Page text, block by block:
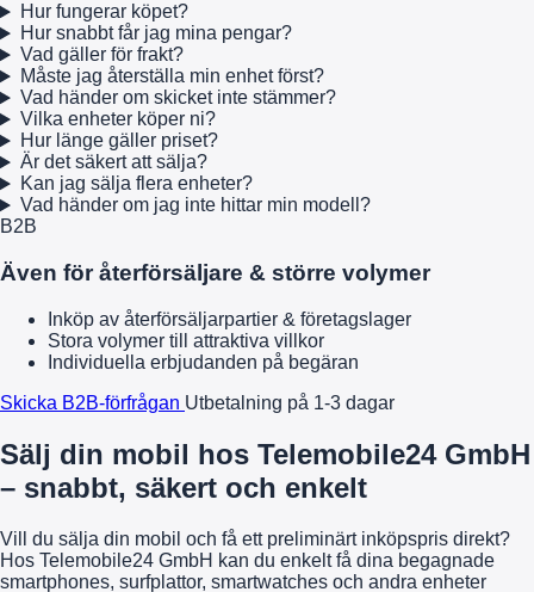
Hur fungerar köpet?
Hur snabbt får jag mina pengar?
Vad gäller för frakt?
Måste jag återställa min enhet först?
Vad händer om skicket inte stämmer?
Vilka enheter köper ni?
Hur länge gäller priset?
Är det säkert att sälja?
Kan jag sälja flera enheter?
Vad händer om jag inte hittar min modell?
B2B
Även för återförsäljare & större volymer
Inköp av återförsäljarpartier & företagslager
Stora volymer till attraktiva villkor
Individuella erbjudanden på begäran
Skicka B2B-förfrågan Utbetalning på 1-3 dagar
Sälj din mobil hos Telemobile24 GmbH
– snabbt, säkert och enkelt
Vill du sälja din mobil och få ett preliminärt inköpspris direkt?
Hos Telemobile24 GmbH kan du enkelt få dina begagnade
smartphones, surfplattor, smartwatches och andra enheter